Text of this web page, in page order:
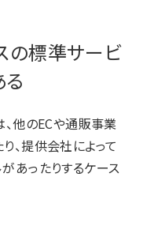
の標準サービ
、他のECや通販事業
、提供会社によって
あったりするケース